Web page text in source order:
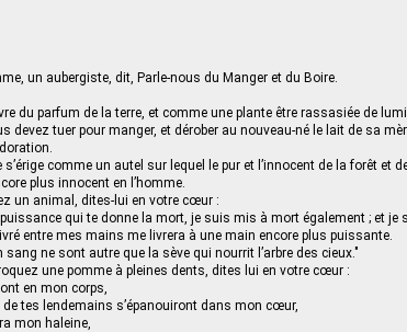
un aubergiste, dit, Parle-nous du Manger et du Boire.
du parfum de la terre, et comme une plante être rassasiée de
devez tuer pour manger, et dérober au nouveau-né le lait de sa
s’érige comme un autel sur lequel le pur et l’innocent de la forêt et
plus innocent en l’homme.
un animal, dites-lui en votre cœur :
qui te donne la mort, je suis mis à mort également ; et je
entre mes mains me livrera à une main encore plus puissante.
ne sont autre que la sève qui nourrit l’arbre des cieux."
une pomme à pleines dents, dites lui en votre cœur :
en mon corps,
de tes lendemains s’épanouiront dans mon cœur,
mon haleine,